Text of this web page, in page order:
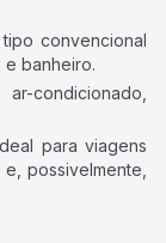
convencional
e banheiro.
condicionado,
para viagens
possivelmente,